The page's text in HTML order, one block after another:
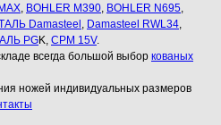
BOHLER M390 BOHLER N695
Damasteel Damasteel RWL34
PGK, CPM 15V.
всегда большой выбор кованых
ножей индивидуальных размеров